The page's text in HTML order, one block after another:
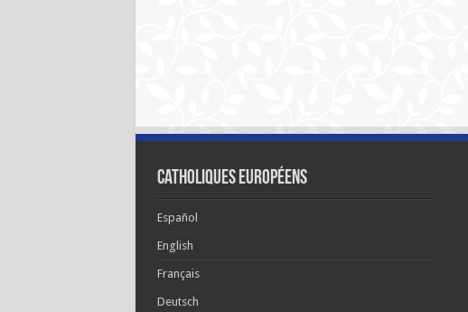
Catholiques européens
Español
English
Français
Deutsch